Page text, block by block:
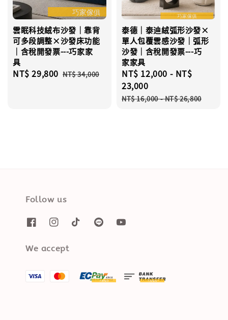
雲眠科技絨布沙發｜靠背
可多段調整×沙發床功能
｜含稅開發票---巧家家
具
Sale
NT$ 29,800 Regular
NT$ 34,000
泰德｜泰迪絨弧形沙發×
單人包覆雲感沙發｜弧形
沙發｜含稅開發票---巧
家家具
Sale
price
NT$ 12,000 - NT$
23,000
Regular
NT$ 16,000-NT$ 26,800
Follow us
We accept